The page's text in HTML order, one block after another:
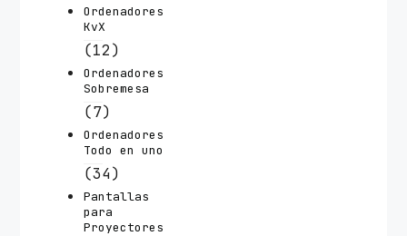
Ordenadores
KvX
(12)
Ordenadores
Sobremesa
(7)
Ordenadores
Todo en uno
(34)
Pantallas
para
Proyectores